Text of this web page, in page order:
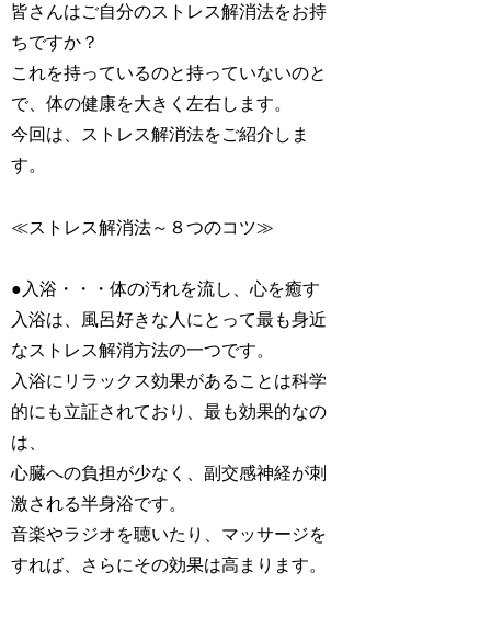
皆さんはご自分のストレス解消法をお持
ちですか？
これを持っているのと持っていないのと
で、体の健康を大きく左右します。
今回は、ストレス解消法をご紹介しま
す。
≪ストレス解消法～８つのコツ≫
●入浴・・・体の汚れを流し、心を癒す
入浴は、風呂好きな人にとって最も身近
なストレス解消方法の一つです。
入浴にリラックス効果があることは科学
的にも立証されており、最も効果的なの
は、
心臓への負担が少なく、副交感神経が刺
激される半身浴です。
音楽やラジオを聴いたり、マッサージを
すれば、さらにその効果は高まります。